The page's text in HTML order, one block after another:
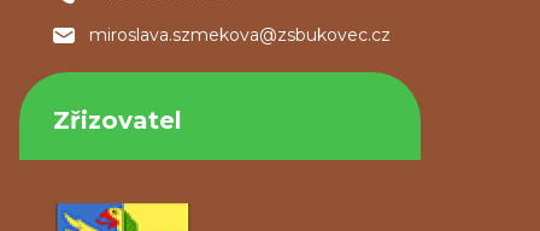
miroslava.szmekova@zsbukovec.cz
Zřizovatel